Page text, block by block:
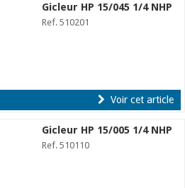
Gicleur HP 15/045 1/4 NHP
Ref. 510201
Voir cet article
Gicleur HP 15/005 1/4 NHP
Ref. 510110